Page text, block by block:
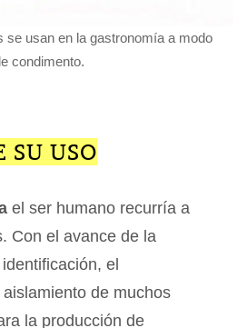
se usan en la gastronomía a modo
condimento.
SU USO
el ser humano recurría a
Con el avance de la
el
de muchos
la producción de